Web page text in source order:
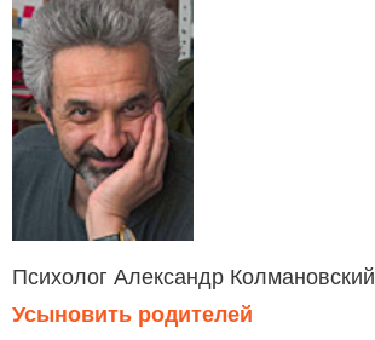
Психолог Александр Колмановский
Усыновить родителей